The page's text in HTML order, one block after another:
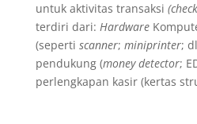
untuk aktivitas transaksi
terdiri dari: Hardware
(seperti scanner; miniprinter;
pendukung (money detector;
perlengkapan kasir (kertas